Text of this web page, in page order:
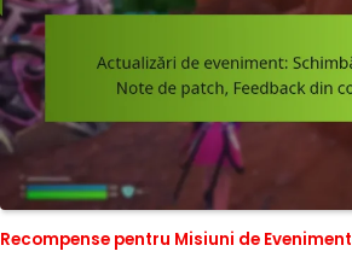
Recompense pentru Misiuni de Eveniment